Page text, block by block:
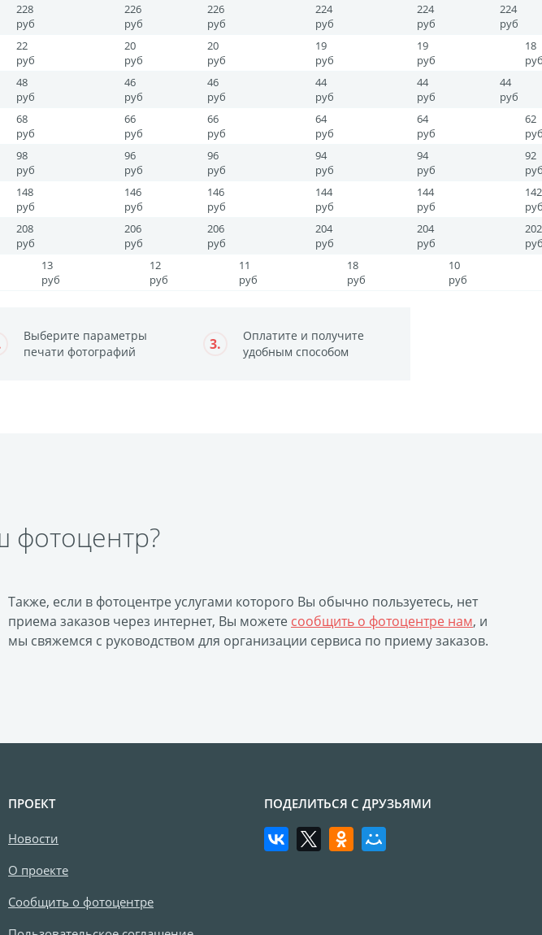
228
руб
226
руб
226
руб
224
руб
224
руб
224
руб
22
руб
20
руб
20
руб
19
руб
19
руб
18
48
руб
46
руб
46
руб
44
руб
44
руб
44
руб
68
руб
66
руб
66
руб
64
руб
64
руб
62
98
руб
96
руб
96
руб
94
руб
94
руб
92
148
руб
146
руб
146
руб
144
руб
144
руб
142
208
руб
206
руб
206
руб
204
руб
204
руб
202
13
руб
12
руб
11
руб
18
руб
10
руб
Выберите параметры
печати фотографий
3.
Оплатите и получите
удобным способом
Также, если в фотоцентре услугами которого Вы обычно пользуетесь, нет
приема заказов через интернет, Вы можете сообщить о фотоцентре нам, и
мы свяжемся с руководством для организации сервиса по приему заказов.
ПРОЕКТ
Новости
О проекте
Сообщить о фотоцентре
ПОДЕЛИТЬСЯ С ДРУЗЬЯМИ